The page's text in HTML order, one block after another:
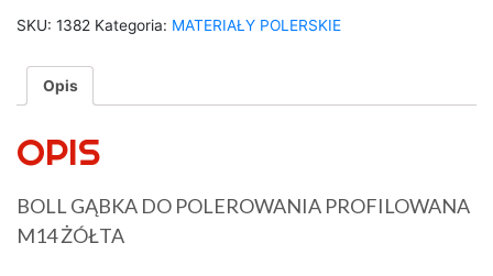
SKU: 1382 Kategoria: MATERIAŁY POLERSKIE
Opis
OPIS
BOLL GĄBKA DO POLEROWANIA PROFILOWANA
M14 ŻÓŁTA